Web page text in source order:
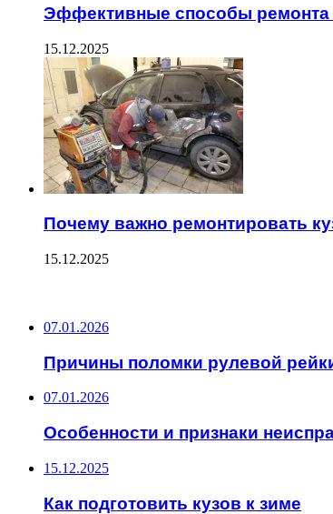
Эффективные способы ремонта
15.12.2025
Почему важно ремонтировать
15.12.2025
07.01.2026
Причины поломки рулевой
07.01.2026
Особенности и признаки
15.12.2025
Как подготовить кузов к зиме